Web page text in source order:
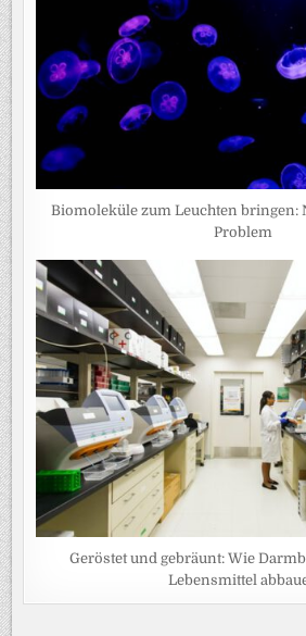
Biomoleküle zum Leuchten bringen:
Problem
Geröstet und gebräunt: Wie
Lebensmittel